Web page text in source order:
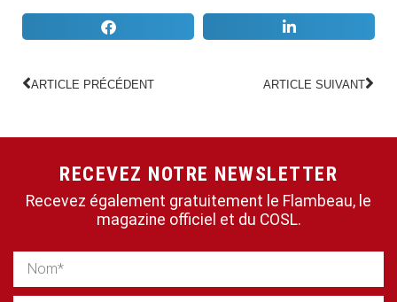
ARTICLE PRÉCÉDENT ARTICLE SUIVANT
RECEVEZ NOTRE NEWSLETTER
Recevez également gratuitement le Flambeau, le
magazine officiel et du COSL.